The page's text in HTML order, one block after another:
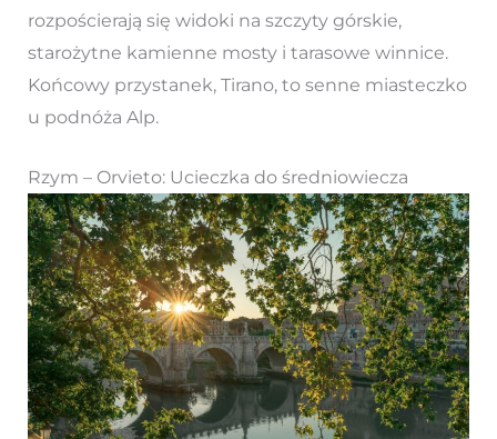
rozpościerają się widoki na szczyty górskie,
starożytne kamienne mosty i tarasowe winnice.
Końcowy przystanek, Tirano, to senne miasteczko
u podnóża Alp.
Rzym – Orvieto: Ucieczka do średniowiecza